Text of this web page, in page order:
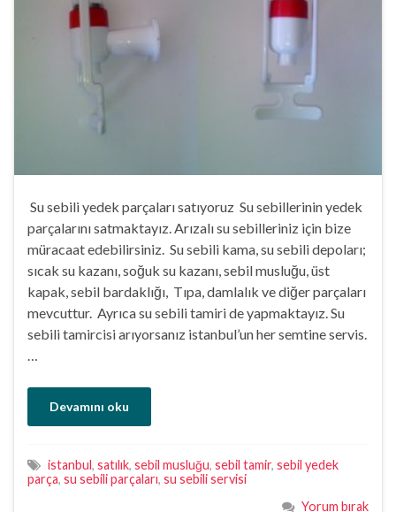
Su sebili yedek parçaları satıyoruz Su sebillerinin yedek
parçalarını satmaktayız. Arızalı su sebilleriniz için bize
müracaat edebilirsiniz. Su sebili kama, su sebili depoları;
sıcak su kazanı, soğuk su kazanı, sebil musluğu, üst
kapak, sebil bardaklığı, Tıpa, damlalık ve diğer parçaları
mevcuttur. Ayrıca su sebili tamiri de yapmaktayız. Su
sebili tamircisi arıyorsanız istanbul’un her semtine servis.
Devamını oku
istanbul, satılık, sebil musluğu, sebil tamir, sebil yedek
parça, su sebili parçaları, su sebili servisi
Yorum bırak